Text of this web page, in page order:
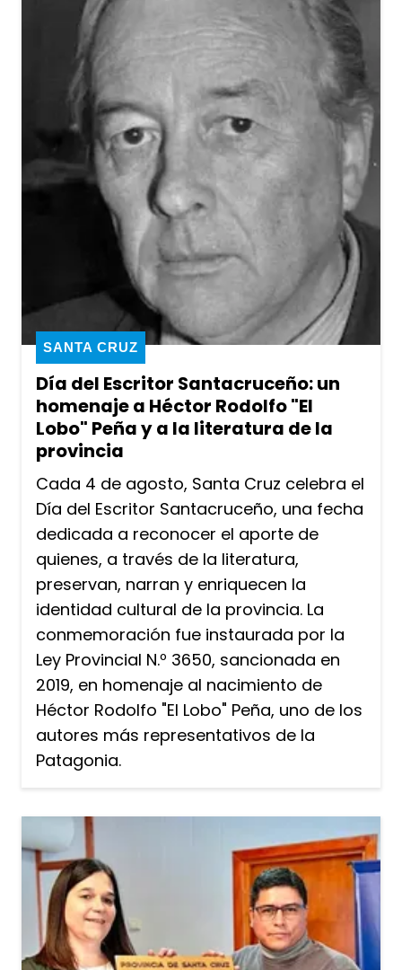
Día del Escritor Santacruceño: un
homenaje a Héctor Rodolfo "El
Lobo" Peña y a la literatura de la
provincia
SANTA CRUZ
Cada 4 de agosto, Santa Cruz celebra el
Día del Escritor Santacruceño, una fecha
dedicada a reconocer el aporte de
quienes, a través de la literatura,
preservan, narran y enriquecen la
identidad cultural de la provincia. La
conmemoración fue instaurada por la
Ley Provincial N.º 3650, sancionada en
2019, en homenaje al nacimiento de
Héctor Rodolfo "El Lobo" Peña, uno de los
autores más representativos de la
Patagonia.